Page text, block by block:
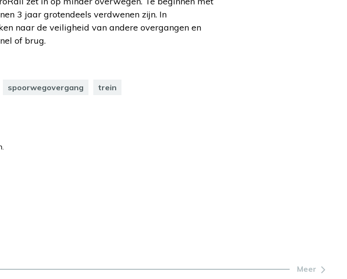
3 jaar grotendeels verdwenen zijn. In
naar de veiligheid van andere overgangen en
of brug.
spoorwegovergang trein
Meer